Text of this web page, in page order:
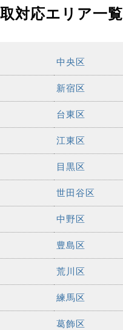
対応エリア一覧
中央区
新宿区
台東区
江東区
目黒区
世田谷区
中野区
豊島区
荒川区
練馬区
葛飾区